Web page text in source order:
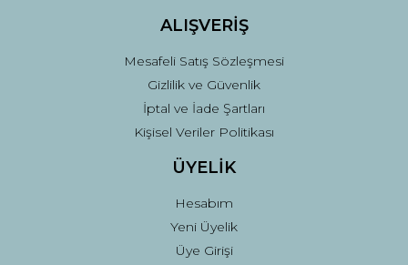
ALIŞVERİŞ
Mesafeli Satış Sözleşmesi
Gizlilik ve Güvenlik
İptal ve İade Şartları
Kişisel Veriler Politikası
ÜYELİK
Hesabım
Yeni Üyelik
Üye Girişi